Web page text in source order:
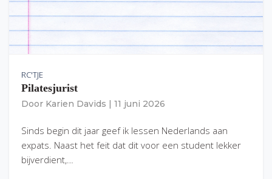
RC'TJE
Pilatesjurist
Door Karien Davids 11 juni 2026
Sinds begin dit jaar geef ik lessen Nederlands aan
expats. Naast het feit dat dit voor een student lekker
bijverdient,…